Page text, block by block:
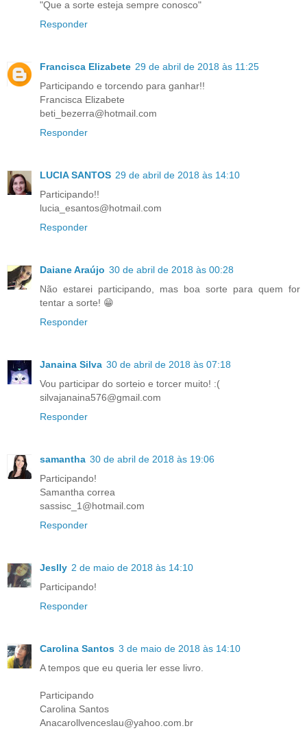
"Que a sorte esteja sempre conosco"
Responder
Francisca Elizabete 29 de abril de 2018 às 11:25
Participando e torcendo para ganhar!!
Francisca Elizabete
beti_bezerra@hotmail.com
Responder
LUCIA SANTOS 29 de abril de 2018 às 14:10
Participando!!
lucia_esantos@hotmail.com
Responder
Daiane Araújo 30 de abril de 2018 às 00:28
Não estarei participando, mas boa sorte para quem for
tentar a sorte! 😁
Responder
Janaina Silva 30 de abril de 2018 às 07:18
Vou participar do sorteio e torcer muito! :(
silvajanaina576@gmail.com
Responder
samantha 30 de abril de 2018 às 19:06
Participando!
Samantha correa
sassisc_1@hotmail.com
Responder
Jeslly 2 de maio de 2018 às 14:10
Participando!
Responder
Carolina Santos 3 de maio de 2018 às 14:10
A tempos que eu queria ler esse livro.
Participando
Carolina Santos
Anacarollvenceslau@yahoo.com.br